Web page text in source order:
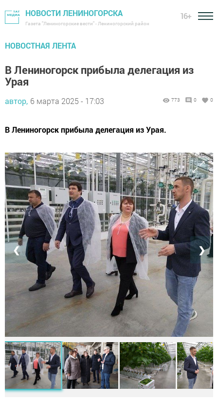
НОВОСТИ ЛЕНИНОГОРСКА
Газета "Лениногорские вести" - Лениногорский район
16+
НОВОСТНАЯ ЛЕНТА
В Лениногорск прибыла делегация из
Урая
автор, 6 марта 2025 - 17:03 773 0 0
В Лениногорск прибыла делегация из Урая.
❮ ❯